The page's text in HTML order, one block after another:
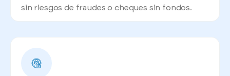
sin riesgos de fraudes o cheques sin fondos.